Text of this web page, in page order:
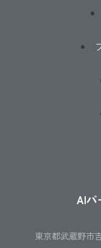
AIパ
東京都武蔵野市